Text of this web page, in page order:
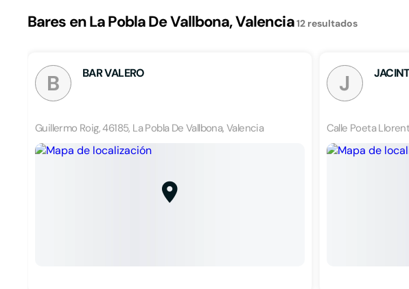
Bares en La Pobla De Vallbona, Valencia12 resultados
B BAR VALERO
Guillermo Roig, 46185, La Pobla De Vallbona, Valencia
J
Calle Poeta